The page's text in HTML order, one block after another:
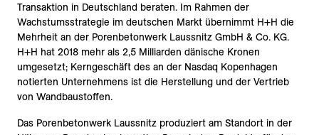
Transaktion in Deutschland beraten. Im Rahmen der
Wachstumsstrategie im deutschen Markt übernimmt H+H die
Mehrheit an der Porenbetonwerk Laussnitz GmbH & Co. KG.
H+H hat 2018 mehr als 2,5 Milliarden dänische Kronen
umgesetzt; Kerngeschäft des an der Nasdaq Kopenhagen
notierten Unternehmens ist die Herstellung und der Vertrieb
von Wandbaustoffen.
Das Porenbetonwerk Laussnitz produziert am Standort in der